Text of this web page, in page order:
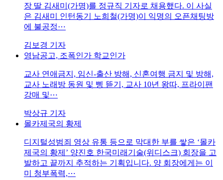
장 딸 김새미(가명)를 정규직 기자로 채용했다. 이 사실
은 김새미 인턴동기 노희철(가명)이 익명의 오픈채팅방
에 불공정⋯
김보경 기자
영남공고, 조폭인가 학교인가
교사 연애금지, 임신-출산 방해, 신혼여행 금지 및 방해,
교사 노래방 동원 및 삥 뜯기, 교사 10년 왕따, 프라이팬
강매 및⋯
박상규 기자
몰카제국의 황제
디지털성범죄 영상 유통 등으로 막대한 부를 쌓은 ‘몰카
제국의 황제’ 양진호 한국미래기술(위디스크) 회장을 고
발하고 끝까지 추적하는 기획입니다. 양 회장에게는 이
미 청부폭력,⋯